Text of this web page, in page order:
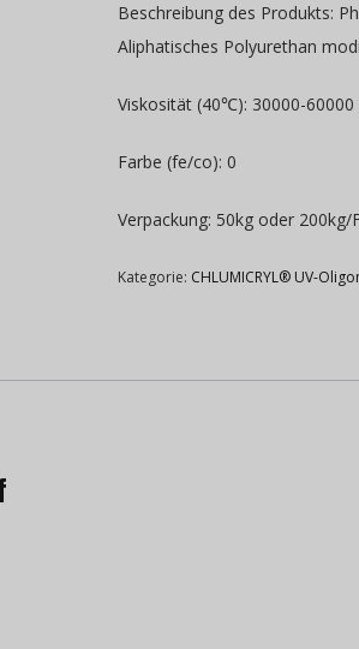
Beschreibung des Produkts:
Aliphatisches Polyurethan
Viskosität (40℃): 30000-
Farbe (fe/co): 0
Verpackung: 50kg oder 200kg/
Kategorie: CHLUMICRYL® UV-